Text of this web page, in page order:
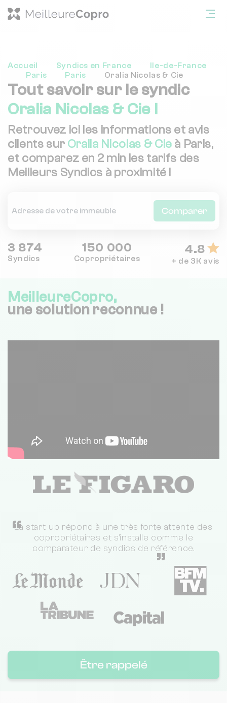
Accueil Syndics en France
Ile-de-France
Paris
Paris Oralia Nicolas & Cie
Tout savoir sur le syndic
Oralia Nicolas & Cie !
Retrouvez ici les informations et avis
clients sur Oralia Nicolas & Cie à Paris,
et comparez en 2 min les tarifs des
Meilleurs Syndics à proximité !
Comparer
3 874
Syndics
150 000
Copropriétaires
4.8
+ de 3K avis
MeilleureCopro,
une solution reconnue !
“
La start-up répond à une très forte attente des
copropriétaires et s'installe comme le
comparateur de syndics de référence.
”
Être rappelé